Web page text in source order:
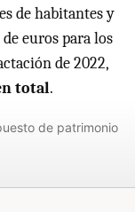
de habitantes y
euros para los
de 2022,
total.
de patrimonio